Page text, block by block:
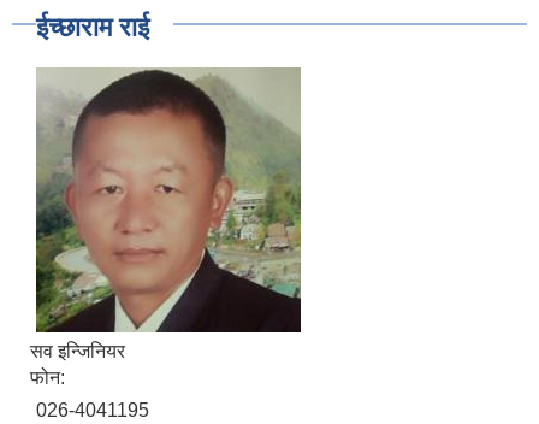
ईच्छाराम राई
सव इन्जिनियर
फोन:
026-4041195